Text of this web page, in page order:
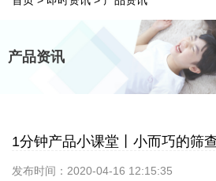
产品资讯
1分钟产品小课堂丨小而巧的筛
发布时间：2020-04-16 12:15:35